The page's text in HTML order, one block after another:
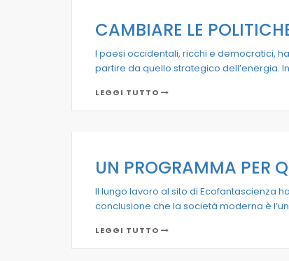
CAMBIARE LE
I paesi occidentali, ricchi e democratici,
partire da quello strategico dell’energia.
LEGGI TUTTO
UN PROGRAMMA PER
II lungo lavoro al sito di Ecofantascienza
conclusione che la società moderna è
LEGGI TUTTO